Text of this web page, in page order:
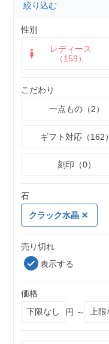
絞り込む
性別
レディース
（159）
こだわり
一点もの（2）
ギフト対応（162）
刻印（0）
石
クラック水晶
売り切れ
表示する
価格
円 ～